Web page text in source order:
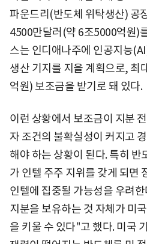
파운드리(반도체 위탁생산) 공
4500만달러(약 6조5000억원)
스는 인디애나주에 인공지능
생산 기지를 지을 계획으로, 최
억원) 보조금을 받기로 돼 있다.
이런 상황에서 보조금이 지분
자 조건의 불확실성이 커지고
해야 하는 상황이 된다. 특히
가 인텔 주주 지위를 갖게 되면
인텔에 집중될 가능성을 우려
지분을 보유하는 것 자체가 미
을 키울 수 있다"고 했다. 미국